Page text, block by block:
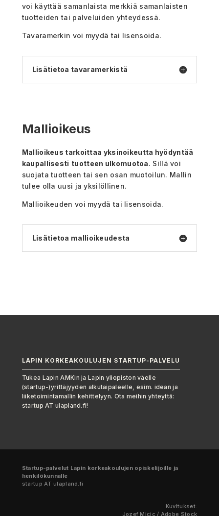
voi käyttää samanlaista merkkiä samanlaisten
tuotteiden tai palveluiden yhteydessä.
Tavaramerkin voi myydä tai lisensoida.
Lisätietoa tavaramerkistä
Mallioikeus
Mallioikeus tarkoittaa yksinoikeutta hyödyntää
kaupallisesti tuotteen ulkomuotoa. Sillä voi
suojata tuotteen tai sen osan muotoilun. Mallin
tulee olla uusi ja yksilöllinen.
Mallioikeuden voi myydä tai lisensoida.
Lisätietoa mallioikeudesta
LAPIN KORKEAKOULUJEN STARTUP-PALVELU
Tukea Lapin AMKin ja Lapin yliopiston väelle
(startup-)yrittäjyyden alkutaipaleelle, esim. idean ja
liiketoimintamallin kehittelyyn. Ota meihin yhteyttä:
startup AT ulapland.fi!
Startup-palvelut Lapin korkeakoulujen opiskelijoille ja
henkilökunnalle
startup AT ulapland.fi
Kuvitukset:
Jozef Micic / Adobe Stock